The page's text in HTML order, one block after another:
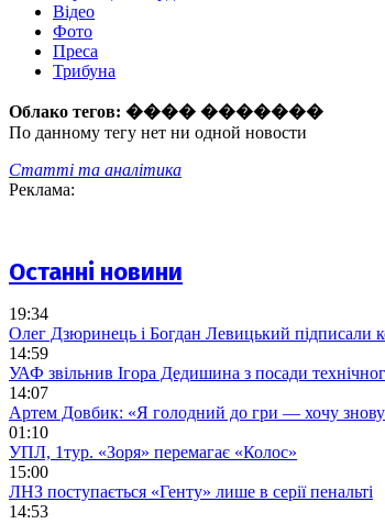
Відео
Фото
Преса
Трибуна
Облако тегов: ���� �������
По данному тегу нет ни одной новости
Статті та аналітика
Реклама:
Останні новини
19:34
Олег Дзюринець і Богдан Левицький підписали
14:59
УАФ звільнив Ігора Дедишина з посади
14:07
Артем Довбик: «Я голодний до гри — хочу
01:10
УПЛ, 1тур. «Зоря» перемагає «Колос»
15:00
ЛНЗ поступається «Генту» лише в серії пенальті
14:53